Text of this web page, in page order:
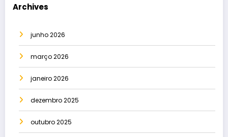
Archives
junho 2026
março 2026
janeiro 2026
dezembro 2025
outubro 2025